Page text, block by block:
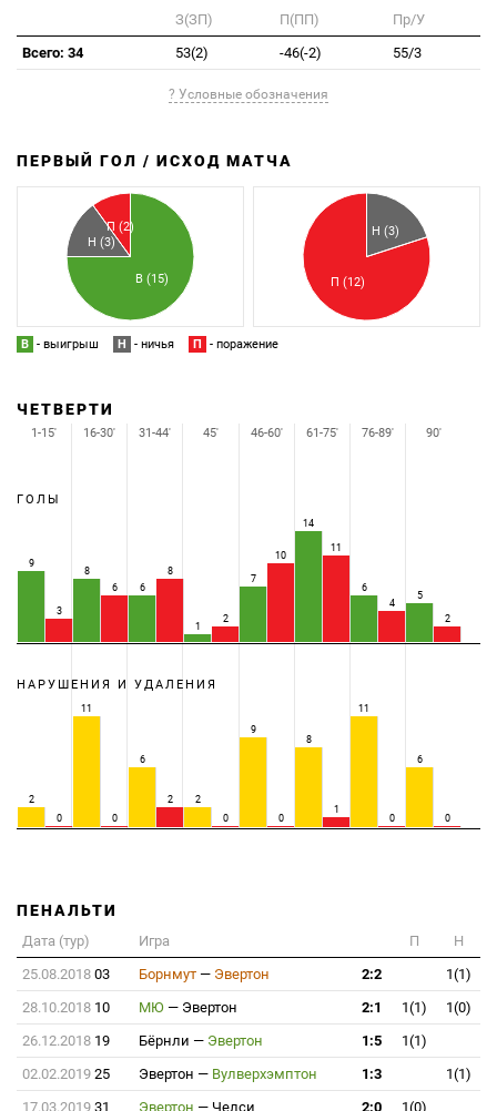
З(ЗП) П(ПП)
Пр/У
Всего: 34
53(2) -46(-2) 55/3
? Условные обозначения
ПЕРВЫЙ ГОЛ / ИСХОД МАТЧА
В (15)
Н (3)
П (2) Н (3)
П (12)
В - выигрыш Н - ничья П - поражение
ЧЕТВЕРТИ
ГОЛЫ
9
3
8
6
6
8
1
2
7
10
14
11
6
4
5
2
НАРУШЕНИЯ И УДАЛЕНИЯ
2
0
11
0
6
2
2
0
9
0
8
1
11
0
6
0
1-15' 16-30' 31-44' 45' 46-60' 61-75' 76-89' 90'
ПЕНАЛЬТИ
Дата (тур) Игра П
Н
25.08.2018 03 Борнмут — Эвертон 2:2
1(1)
28.10.2018 10 МЮ — Эвертон 2:1 1(1)
1(0)
26.12.2018 19 Бёрнли — Эвертон 1:5
1(1)
02.02.2019 25 Эвертон — Вулверхэмптон 1:3
1(1)
17.03.2019 31 Эвертон — Челси 2:0
1(0)